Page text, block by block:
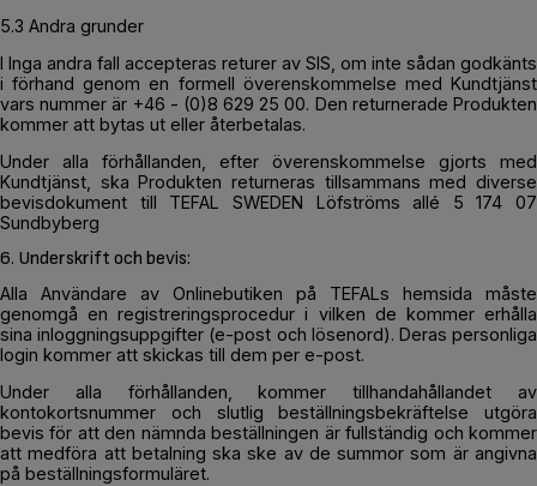
5.3 Andra grunder
I Inga andra fall accepteras returer av SIS, om inte sådan godkänts
i förhand genom en formell överenskommelse med Kundtjänst
vars nummer är +46 - (0)8 629 25 00. Den returnerade Produkten
kommer att bytas ut eller återbetalas.
Under alla förhållanden, efter överenskommelse gjorts med
Kundtjänst, ska Produkten returneras tillsammans med diverse
bevisdokument till TEFAL SWEDEN Löfströms allé 5 174 07
Sundbyberg
6. Underskrift och bevis:
Alla Användare av Onlinebutiken på TEFALs hemsida måste
genomgå en registreringsprocedur i vilken de kommer erhålla
sina inloggningsuppgifter (e-post och lösenord). Deras personliga
login kommer att skickas till dem per e-post.
Under alla förhållanden, kommer tillhandahållandet av
kontokortsnummer och slutlig beställningsbekräftelse utgöra
bevis för att den nämnda beställningen är fullständig och kommer
att medföra att betalning ska ske av de summor som är angivna
på beställningsformuläret.